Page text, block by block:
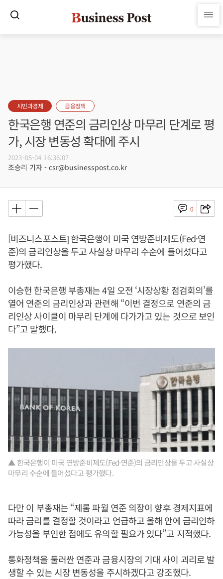
시민과경제 금융정책
한국은행 연준의 금리인상 마무리 단계로 평
가, 시장 변동성 확대에 주시
2023-05-04 16:36:07
조승리 기자 - csr@businesspost.co.kr
0
[비즈니스포스트] 한국은행이 미국 연방준비제도(Fed·연
준)의 금리인상을 두고 사실상 마무리 수순에 들어섰다고
평가했다.
이승헌 한국은행 부총재는 4일 오전 ‘시장상황 점검회의’를
열어 연준의 금리인상과 관련해 “이번 결정으로 연준의 금
리인상 사이클이 마무리 단계에 다가가고 있는 것으로 보인
다”고 말했다.
▲ 한국은행이 미국 연방준비제도(Fed·연준)의 금리인상을 두고 사실상
마무리 수순에 들어섰다고 평가했다.
다만 이 부총재는 “제롬 파월 연준 의장이 향후 경제지표에
따라 금리를 결정할 것이라고 언급하고 올해 안에 금리인하
가능성을 부인한 점에도 유의할 필요가 있다”고 지적했다.
통화정책을 둘러싼 연준과 금융시장의 기대 사이 괴리로 발
생할 수 있는 시장 변동성을 주시하겠다고 강조했다.